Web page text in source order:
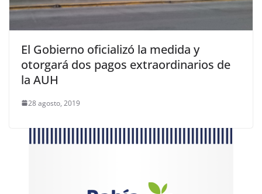
El Gobierno oficializó la medida y
otorgará dos pagos extraordinarios de
la AUH
28 agosto, 2019